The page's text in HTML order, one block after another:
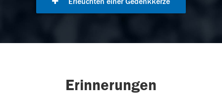
Erinnerungen